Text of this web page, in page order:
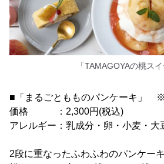
「TAMAGOYAの桃スイ
■「まるごともものパンケーキ」
価格 ：2,300円(税込)
アレルギー：乳成分・卵・小麦・大
2段に重なったふわふわのパンケー